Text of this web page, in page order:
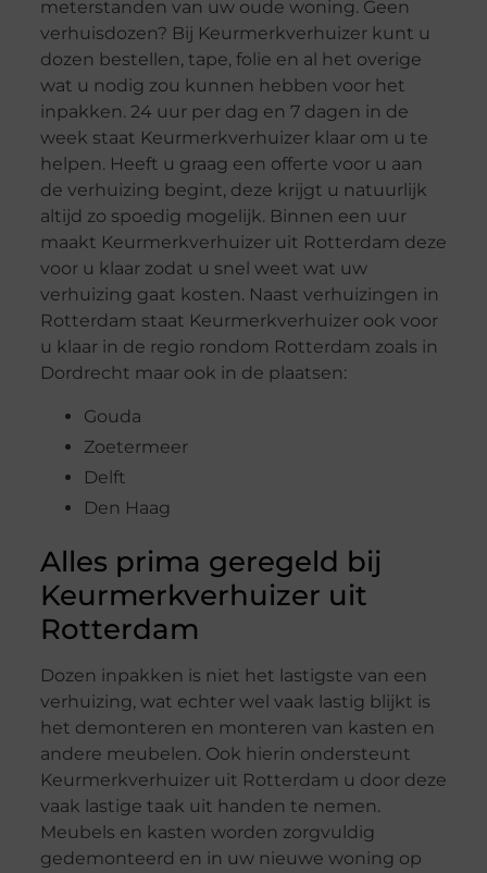
meterstanden van uw oude woning. Geen
verhuisdozen? Bij Keurmerkverhuizer kunt u
dozen bestellen, tape, folie en al het overige
wat u nodig zou kunnen hebben voor het
inpakken. 24 uur per dag en 7 dagen in de
week staat Keurmerkverhuizer klaar om u te
helpen. Heeft u graag een offerte voor u aan
de verhuizing begint, deze krijgt u natuurlijk
altijd zo spoedig mogelijk. Binnen een uur
maakt Keurmerkverhuizer uit Rotterdam deze
voor u klaar zodat u snel weet wat uw
verhuizing gaat kosten. Naast verhuizingen in
Rotterdam staat Keurmerkverhuizer ook voor
u klaar in de regio rondom Rotterdam zoals in
Dordrecht maar ook in de plaatsen:
Gouda
Zoetermeer
Delft
Den Haag
Alles prima geregeld bij
Keurmerkverhuizer uit
Rotterdam
Dozen inpakken is niet het lastigste van een
verhuizing, wat echter wel vaak lastig blijkt is
het demonteren en monteren van kasten en
andere meubelen. Ook hierin ondersteunt
Keurmerkverhuizer uit Rotterdam u door deze
vaak lastige taak uit handen te nemen.
Meubels en kasten worden zorgvuldig
gedemonteerd en in uw nieuwe woning op